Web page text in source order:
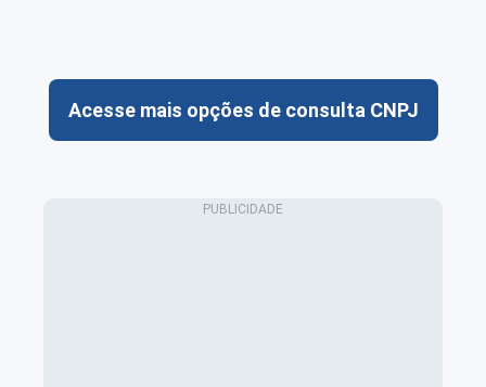
Acesse mais opções de consulta CNPJ